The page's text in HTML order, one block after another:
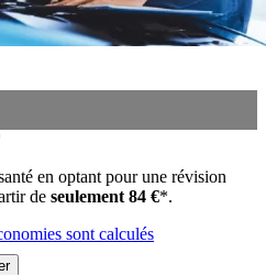
en optant pour une révision
de seulement 84 €*.
sont calculés